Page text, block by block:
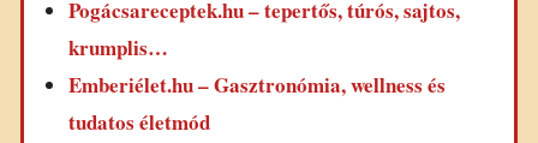
Pogácsareceptek.hu – tepertős, túrós, sajtos,
krumplis…
Emberiélet.hu – Gasztronómia, wellness és
tudatos életmód